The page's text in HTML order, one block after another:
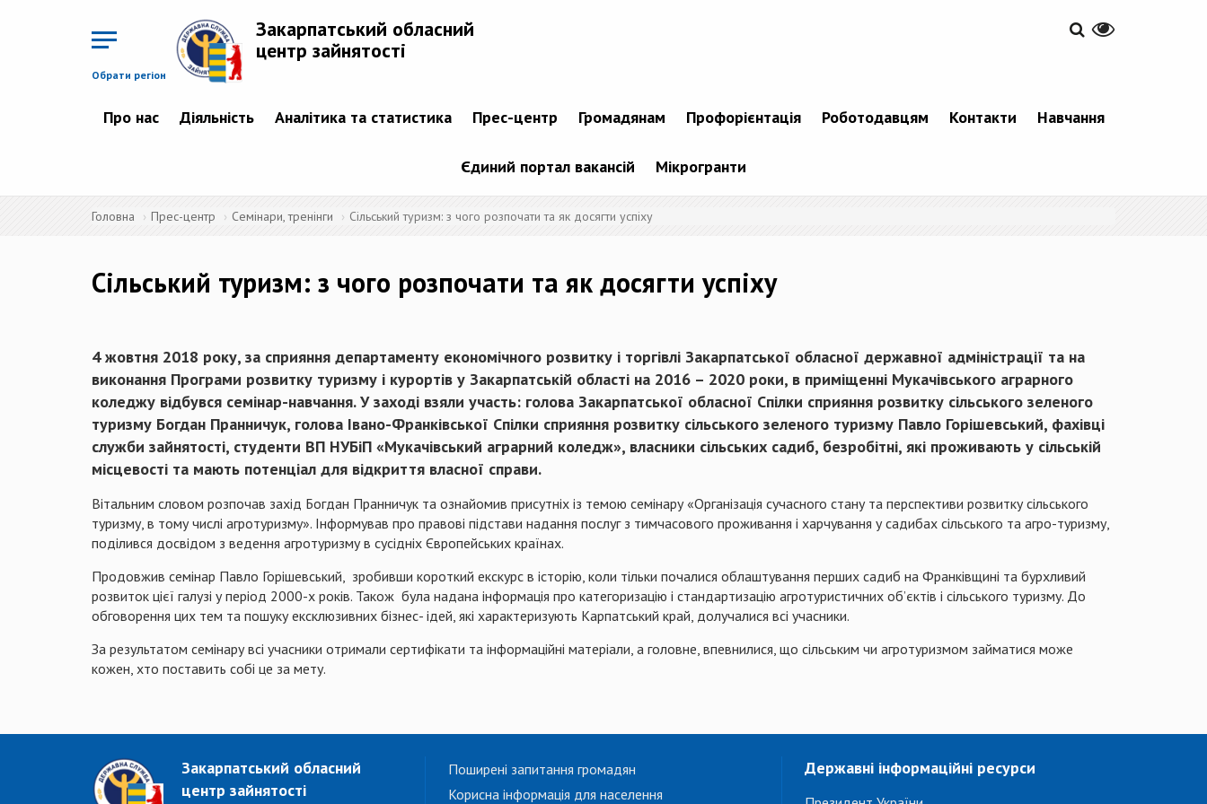
Обрати регіон
Закарпатський обласний
центр зайнятості
Про нас Діяльність Аналітика та статистика Прес-центр Громадянам Профорієнтація Роботодавцям Контакти Навчання
Єдиний портал вакансій Мікрогранти
Головна Прес-центр Семінари, тренінги Сільський туризм: з чого розпочати та як досягти успіху
Сільський туризм: з чого розпочати та як досягти успіху
4 жовтня 2018 року, за сприяння департаменту економічного розвитку і торгівлі Закарпатської обласної державної адміністрації та на
виконання Програми розвитку туризму і курортів у Закарпатській області на 2016 – 2020 роки, в приміщенні Мукачівського аграрного
коледжу відбувся семінар-навчання. У заході взяли участь: голова Закарпатської обласної Спілки сприяння розвитку сільського зеленого
туризму Богдан Пранничук, голова Івано-Франківської Спілки сприяння розвитку сільського зеленого туризму Павло Горішевський, фахівці
служби зайнятості, студенти ВП НУБіП «Мукачівський аграрний коледж», власники сільських садиб, безробітні, які проживають у сільській
місцевості та мають потенціал для відкриття власної справи.
Вітальним словом розпочав захід Богдан Пранничук та ознайомив присутніх із темою семінару «Організація сучасного стану та перспективи розвитку сільського
туризму, в тому числі агротуризму». Інформував про правові підстави надання послуг з тимчасового проживання і харчування у садибах сільського та агро-туризму,
поділився досвідом з ведення агротуризму в сусідніх Європейських країнах.
Продовжив семінар Павло Горішевський, зробивши короткий екскурс в історію, коли тільки почалися облаштування перших садиб на Франківщині та бурхливий
розвиток цієї галузі у період 2000-х років. Також була надана інформація про категоризацію і стандартизацію агротуристичних об’єктів і сільського туризму. До
обговорення цих тем та пошуку ексклюзивних бізнес- ідей, які характеризують Карпатський край, долучалися всі учасники.
За результатом семінару всі учасники отримали сертифікати та інформаційні матеріали, а головне, впевнилися, що сільським чи агротуризмом займатися може
кожен, хто поставить собі це за мету.
Закарпатський обласний
центр зайнятості
Поширені запитання громадян
Корисна інформація для населення
Державні інформаційні ресурси